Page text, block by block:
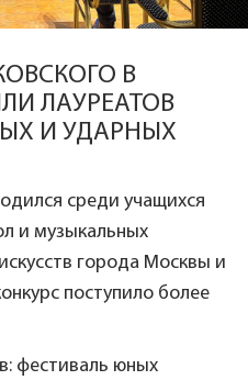
В
ЛАУРЕАТОВ
И УДАРНЫХ
среди учащихся
и музыкальных
города Москвы и
поступило более
фестиваль юных